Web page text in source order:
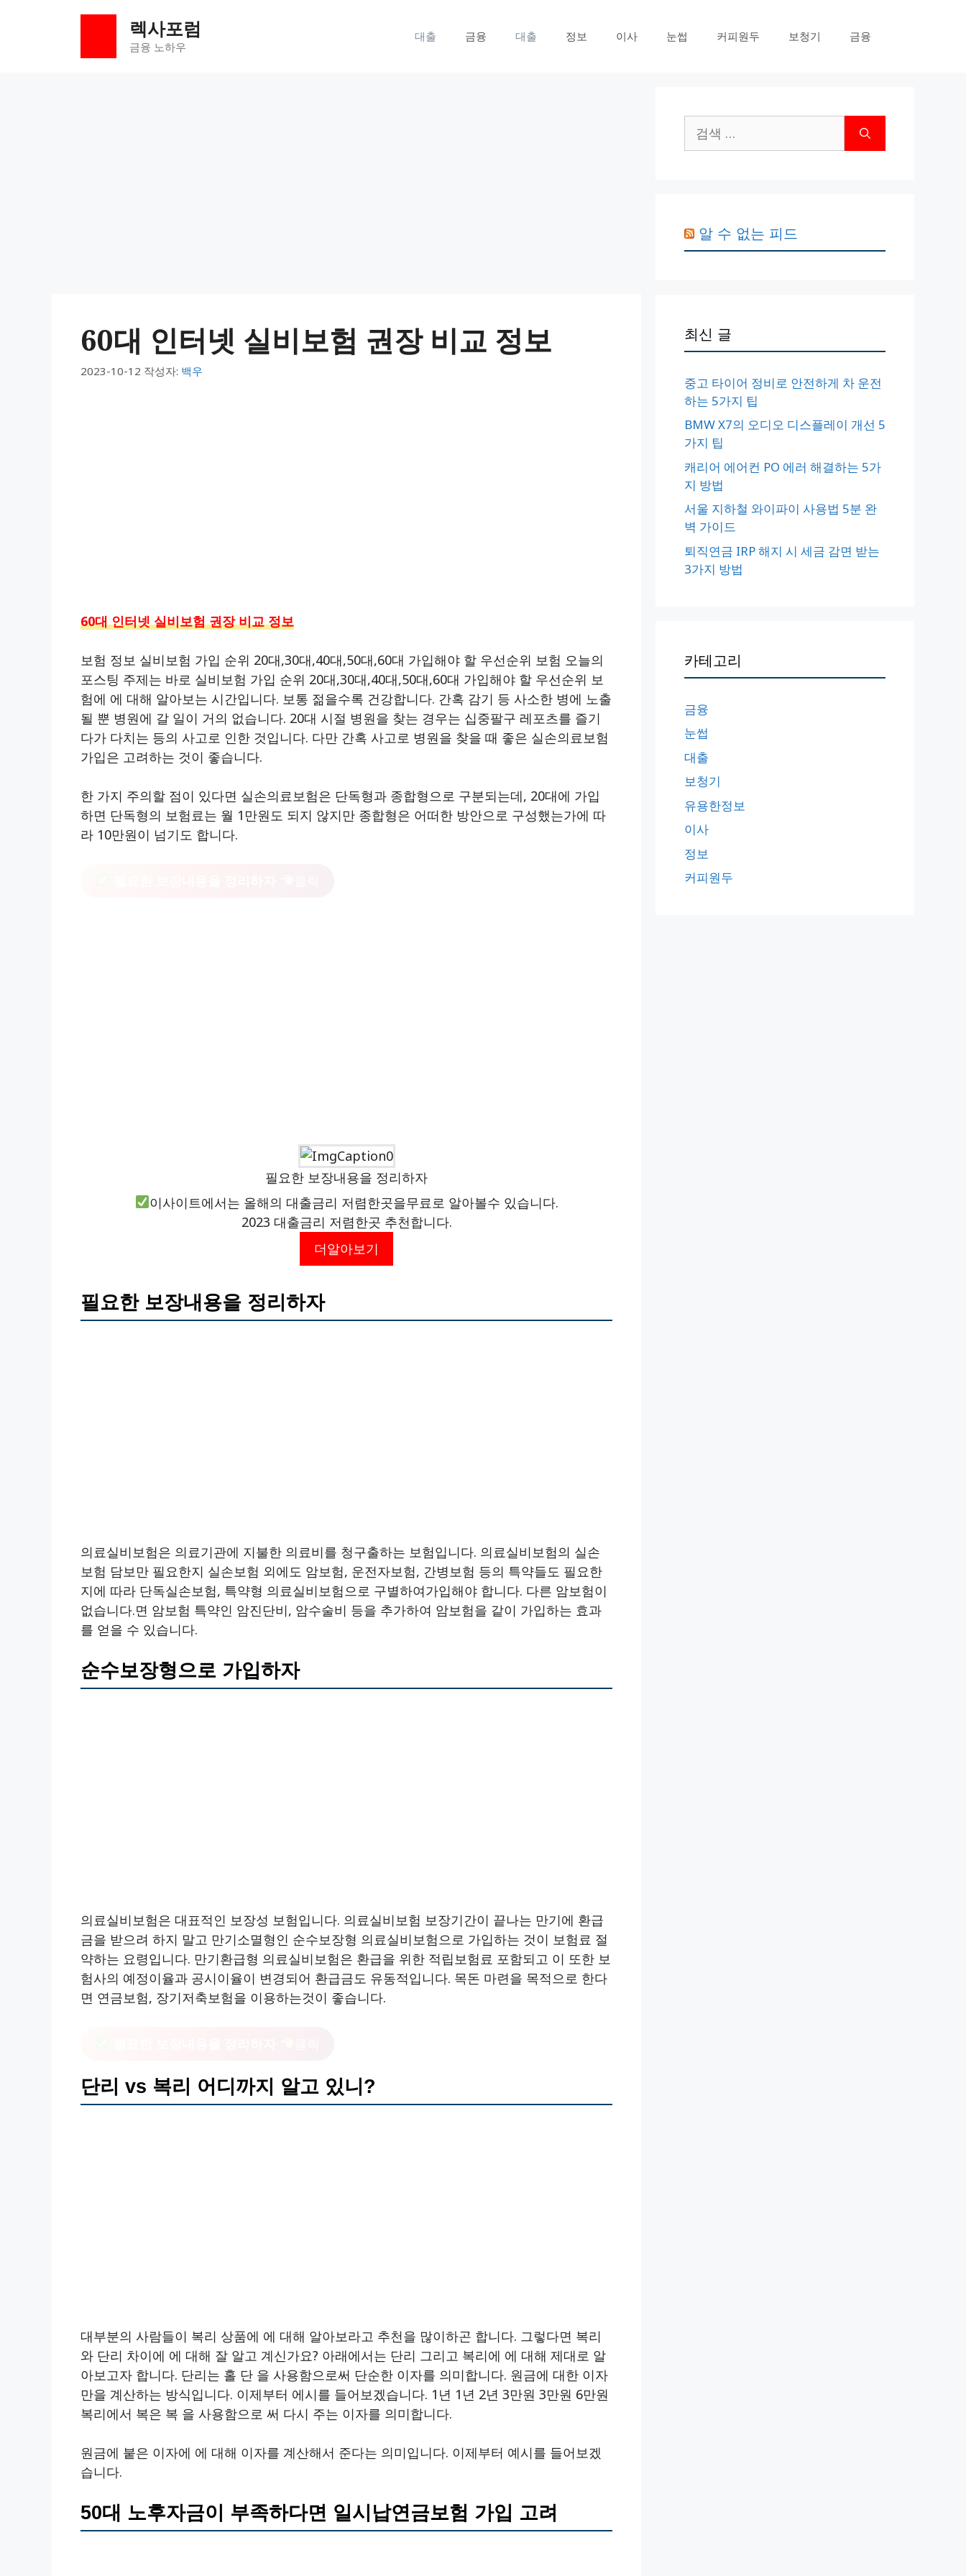
렉사포럼
금융 노하우
대출 금융 대출 정보 이사 눈썹 커피원두 보청기 금융
60대 인터넷 실비보험 권장 비교 정보
2023-10-12 작성자: 백우
60대 인터넷 실비보험 권장 비교 정보
보험 정보 실비보험 가입 순위 20대,30대,40대,50대,60대 가입해야 할 우선순위 보험 오늘의
포스팅 주제는 바로 실비보험 가입 순위 20대,30대,40대,50대,60대 가입해야 할 우선순위 보
험에 에 대해 알아보는 시간입니다. 보통 젊을수록 건강합니다. 간혹 감기 등 사소한 병에 노출
될 뿐 병원에 갈 일이 거의 없습니다. 20대 시절 병원을 찾는 경우는 십중팔구 레포츠를 즐기
다가 다치는 등의 사고로 인한 것입니다. 다만 간혹 사고로 병원을 찾을 때 좋은 실손의료보험
가입은 고려하는 것이 좋습니다.
한 가지 주의할 점이 있다면 실손의료보험은 단독형과 종합형으로 구분되는데, 20대에 가입
하면 단독형의 보험료는 월 1만원도 되지 않지만 종합형은 어떠한 방안으로 구성했는가에 따
라 10만원이 넘기도 합니다.
필요한 보장내용을 정리하자
이사이트에서는 올해의 대출금리 저렴한곳을무료로 알아볼수 있습니다.
2023 대출금리 저렴한곳 추천합니다.
더알아보기
필요한 보장내용을 정리하자
의료실비보험은 의료기관에 지불한 의료비를 청구출하는 보험입니다. 의료실비보험의 실손
보험 담보만 필요한지 실손보험 외에도 암보험, 운전자보험, 간병보험 등의 특약들도 필요한
지에 따라 단독실손보험, 특약형 의료실비보험으로 구별하여가입해야 합니다. 다른 암보험이
없습니다.면 암보험 특약인 암진단비, 암수술비 등을 추가하여 암보험을 같이 가입하는 효과
를 얻을 수 있습니다.
순수보장형으로 가입하자
의료실비보험은 대표적인 보장성 보험입니다. 의료실비보험 보장기간이 끝나는 만기에 환급
금을 받으려 하지 말고 만기소멸형인 순수보장형 의료실비보험으로 가입하는 것이 보험료 절
약하는 요령입니다. 만기환급형 의료실비보험은 환급을 위한 적립보험료 포함되고 이 또한 보
험사의 예정이율과 공시이율이 변경되어 환급금도 유동적입니다. 목돈 마련을 목적으로 한다
면 연금보험, 장기저축보험을 이용하는것이 좋습니다.
단리 vs 복리 어디까지 알고 있니?
대부분의 사람들이 복리 상품에 에 대해 알아보라고 추천을 많이하곤 합니다. 그렇다면 복리
와 단리 차이에 에 대해 잘 알고 계신가요? 아래에서는 단리 그리고 복리에 에 대해 제대로 알
아보고자 합니다. 단리는 홀 단 을 사용함으로써 단순한 이자를 의미합니다. 원금에 대한 이자
만을 계산하는 방식입니다. 이제부터 에시를 들어보겠습니다. 1년 1년 2년 3만원 3만원 6만원
복리에서 복은 복 을 사용함으로 써 다시 주는 이자를 의미합니다.
원금에 붙은 이자에 에 대해 이자를 계산해서 준다는 의미입니다. 이제부터 예시를 들어보겠
습니다.
50대 노후자금이 부족하다면 일시납연금보험 가입 고려
색:
알 수 없는 피드
최신 글
중고 타이어 정비로 안전하게 차 운전
하는 5가지 팁
BMW X7의 오디오 디스플레이 개선 5
가지 팁
캐리어 에어컨 PO 에러 해결하는 5가
지 방법
서울 지하철 와이파이 사용법 5분 완
벽 가이드
퇴직연금 IRP 해지 시 세금 감면 받는
3가지 방법
카테고리
금융
눈썹
대출
보청기
유용한정보
이사
정보
커피원두